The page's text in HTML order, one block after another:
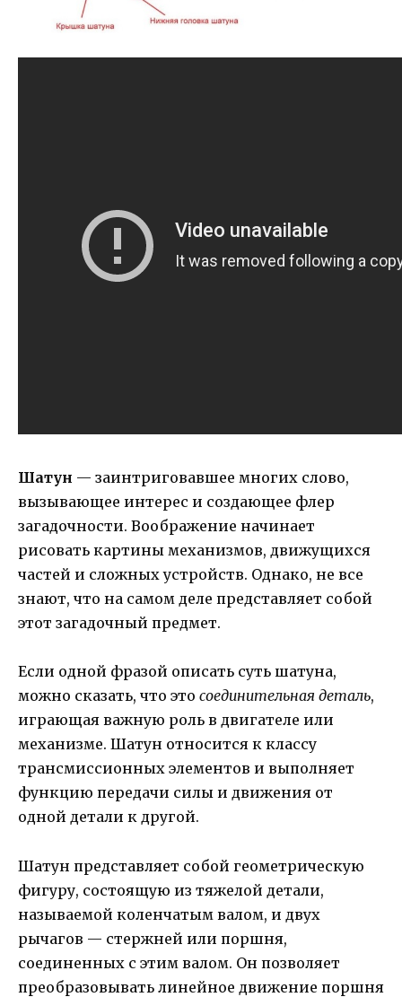
Шатун — заинтриговавшее многих слово,
вызывающее интерес и создающее флер
загадочности. Воображение начинает
рисовать картины механизмов, движущихся
частей и сложных устройств. Однако, не все
знают, что на самом деле представляет собой
этот загадочный предмет.
Если одной фразой описать суть шатуна,
можно сказать, что это соединительная деталь,
играющая важную роль в двигателе или
механизме. Шатун относится к классу
трансмиссионных элементов и выполняет
функцию передачи силы и движения от
одной детали к другой.
Шатун представляет собой геометрическую
фигуру, состоящую из тяжелой детали,
называемой коленчатым валом, и двух
рычагов — стержней или поршня,
соединенных с этим валом. Он позволяет
преобразовывать линейное движение поршня